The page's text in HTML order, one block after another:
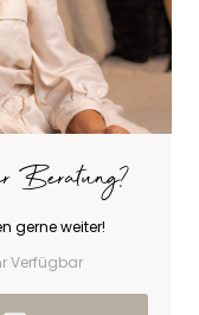
Beratung?
gerne weiter!
Verfügbar